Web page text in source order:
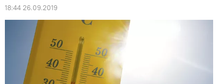
18:44 26.09.2019